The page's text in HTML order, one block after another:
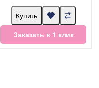
Купить
Заказать в 1 клик